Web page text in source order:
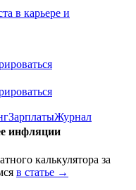
в карьере и
ЗарплатыЖурнал
инфляции
калькулятора за
в статье →